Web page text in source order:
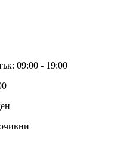
09:00 - 19:00